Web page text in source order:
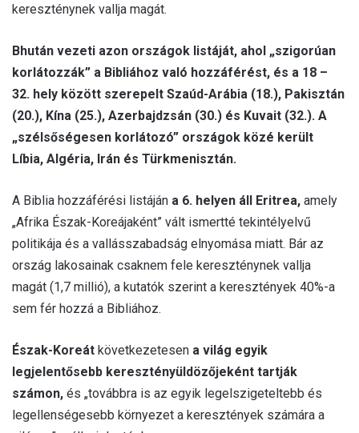
kereszténynek vallja magát.
Bhután vezeti azon országok listáját, ahol „szigorúan
korlátozzák” a Bibliához való hozzáférést, és a 18 –
32. hely között szerepelt Szaúd-Arábia (18.), Pakisztán
(20.), Kína (25.), Azerbajdzsán (30.) és Kuvait (32.). A
„szélsőségesen korlátozó” országok közé került
Líbia, Algéria, Irán és Türkmenisztán.
A Biblia hozzáférési listáján a 6. helyen áll Eritrea, amely
„Afrika Észak-Koreájaként” vált ismertté tekintélyelvű
politikája és a vallásszabadság elnyomása miatt. Bár az
ország lakosainak csaknem fele kereszténynek vallja
magát (1,7 millió), a kutatók szerint a keresztények 40%-a
sem fér hozzá a Bibliához.
Észak-Koreát következetesen a világ egyik
legjelentősebb keresztényüldözőjeként tartják
számon, és „továbbra is az egyik legelszigeteltebb és
legellenségesebb környezet a keresztények számára a